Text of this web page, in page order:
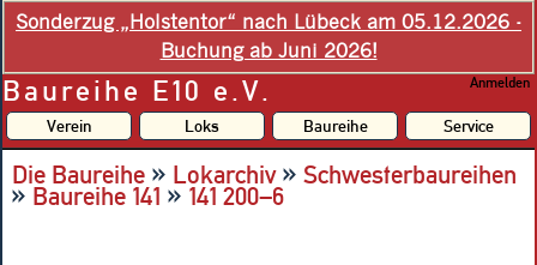
Sonderzug „Holstentor“ nach Lübeck am 05.12.2026 -
Buchung ab Juni 2026!
Baureihe E10 e.V. Anmelden
Verein Loks Baureihe Service
Die Baureihe » Lokarchiv» Schwesterbaureihen
»Baureihe 141 »141 200–6